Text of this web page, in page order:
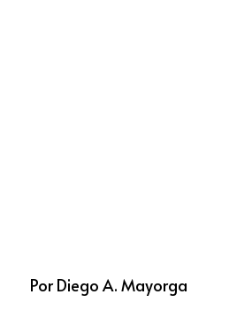
Por Diego A. Mayorga